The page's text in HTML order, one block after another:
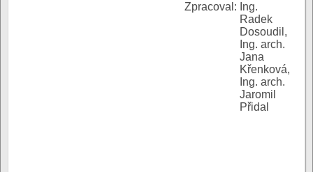
Zpracoval: Ing.
Radek
Dosoudil,
Ing. arch.
Jana
Křenková,
Ing. arch.
Jaromil
Přidal